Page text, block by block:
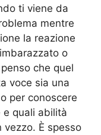
ti viene da
mentre
la reazione
o
che quel
voce sia una
per conoscere
e quali abilità
vezzo. È spesso